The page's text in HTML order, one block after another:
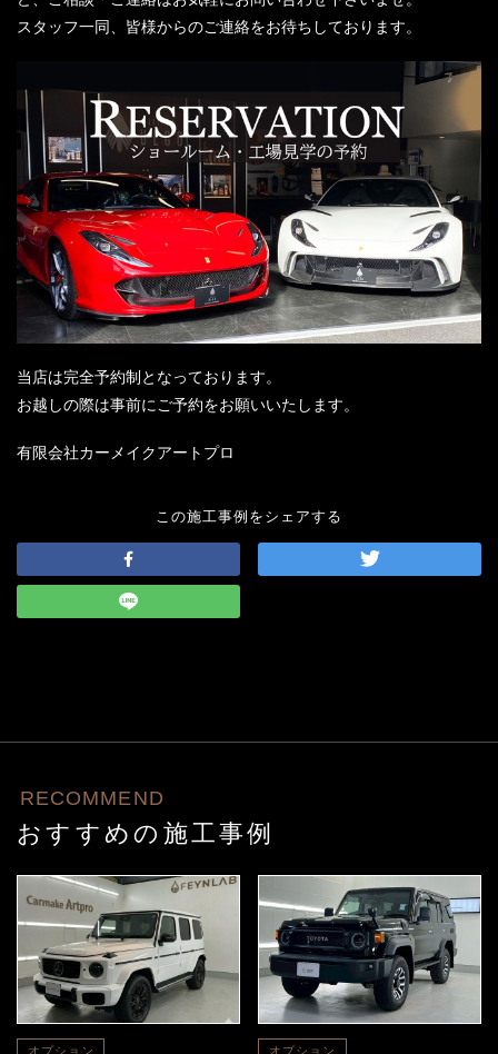
スタッフ一同、皆様からのご連絡をお待ちしております。
当店は完全予約制となっております。
お越しの際は事前にご予約をお願いいたします。
有限会社カーメイクアートプロ
この施工事例をシェアする
RECOMMEND
おすすめの施工事例
オプション オプション